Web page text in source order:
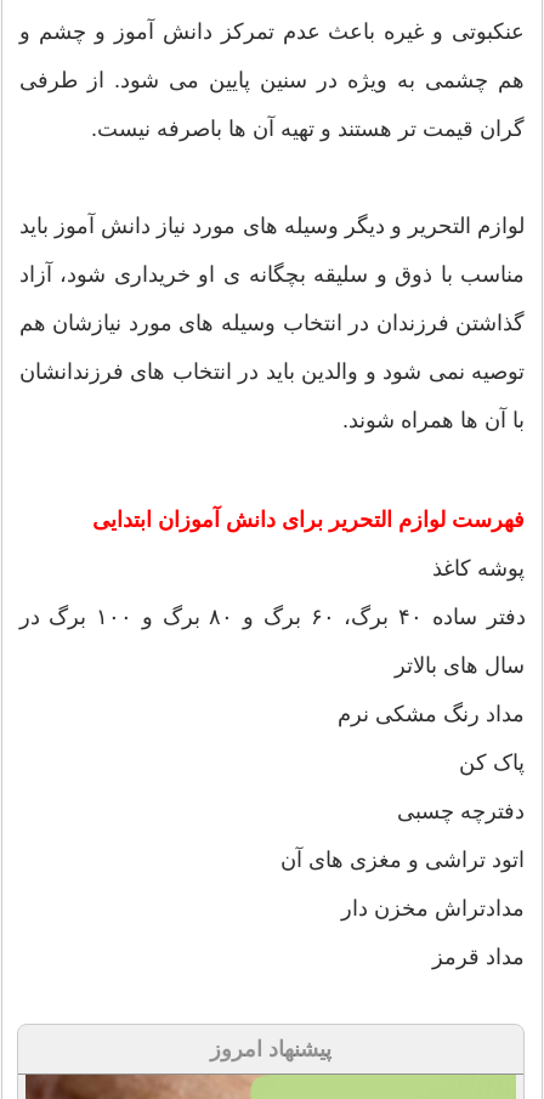
عنکبوتی و غیره باعث عدم تمرکز دانش آموز و چشم و
هم چشمی به ویژه در سنین پایین می شود. از طرفی
گران قیمت تر هستند و تهیه آن ها باصرفه نیست.
لوازم التحریر و دیگر وسیله های مورد نیاز دانش آموز باید
مناسب با ذوق و سلیقه بچگانه ی او خریداری شود، آزاد
گذاشتن فرزندان در انتخاب وسیله های مورد نیازشان هم
توصیه نمی شود و والدین باید در انتخاب های فرزندانشان
با آن ها همراه شوند.
فهرست لوازم التحریر برای دانش آموزان ابتدایی
پوشه کاغذ
دفتر ساده ۴۰ برگ، ۶۰ برگ و ۸۰ برگ و ۱۰۰ برگ در
سال های بالاتر
مداد رنگ مشکی نرم
پاک کن
دفترچه چسبی
اتود تراشی و مغزی های آن
مدادتراش مخزن دار
مداد قرمز
پیشنهاد امروز